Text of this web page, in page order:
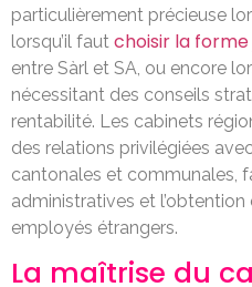
particulièrement précieuse
lorsqu’il faut choisir la forme
entre Sàrl et SA, ou encore
nécessitant des conseils
rentabilité. Les cabinets
des relations privilégiées
cantonales et communales,
administratives et
employés étrangers.
La maîtrise du